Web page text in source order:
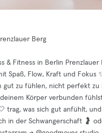
Berg
& Fitness in Berlin Prenzlauer
Spaß, Flow, Kraft und
gut zu fühlen, nicht perfekt
Körper verbunden
trag, was sich gut anfühlt,
in der Schwangerschaft 🤰